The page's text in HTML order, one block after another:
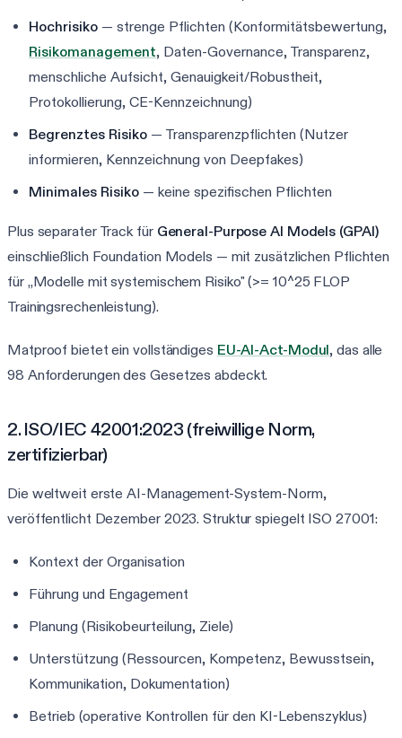
Hochrisiko — strenge Pflichten (Konformitätsbewertung,
Risikomanagement, Daten-Governance, Transparenz,
menschliche Aufsicht, Genauigkeit/Robustheit,
Protokollierung, CE-Kennzeichnung)
Begrenztes Risiko — Transparenzpflichten (Nutzer
informieren, Kennzeichnung von Deepfakes)
Minimales Risiko — keine spezifischen Pflichten
Plus separater Track für General-Purpose AI Models (GPAI)
einschließlich Foundation Models — mit zusätzlichen Pflichten
für „Modelle mit systemischem Risiko" (>= 10^25 FLOP
Trainingsrechenleistung).
Matproof bietet ein vollständiges EU-AI-Act-Modul, das alle
98 Anforderungen des Gesetzes abdeckt.
2. ISO/IEC 42001:2023 (freiwillige Norm,
zertifizierbar)
Die weltweit erste AI-Management-System-Norm,
veröffentlicht Dezember 2023. Struktur spiegelt ISO 27001:
Kontext der Organisation
Führung und Engagement
Planung (Risikobeurteilung, Ziele)
Unterstützung (Ressourcen, Kompetenz, Bewusstsein,
Kommunikation, Dokumentation)
Betrieb (operative Kontrollen für den KI-Lebenszyklus)